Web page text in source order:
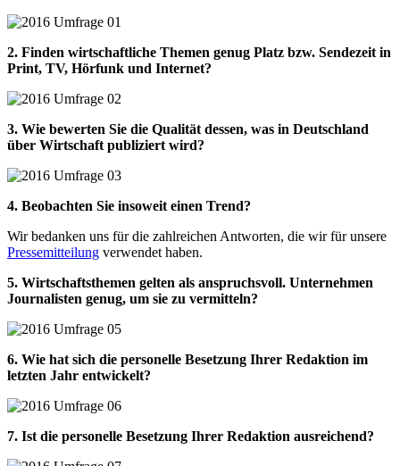
2. Finden wirtschaftliche Themen genug Platz bzw. Sendezeit in
Print, TV, Hörfunk und Internet?
3. Wie bewerten Sie die Qualität dessen, was in Deutschland
über Wirtschaft publiziert wird?
4. Beobachten Sie insoweit einen Trend?
Wir bedanken uns für die zahlreichen Antworten, die wir für unsere
Pressemitteilung verwendet haben.
5. Wirtschaftsthemen gelten als anspruchsvoll. Unternehmen
Journalisten genug, um sie zu vermitteln?
6. Wie hat sich die personelle Besetzung Ihrer Redaktion im
letzten Jahr entwickelt?
7. Ist die personelle Besetzung Ihrer Redaktion ausreichend?